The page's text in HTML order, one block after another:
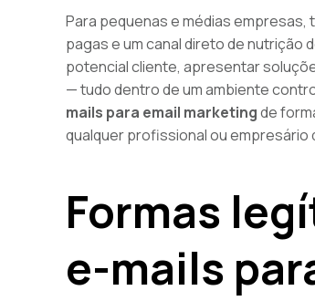
Para pequenas e médias
pagas e um canal direto de nutrição
potencial cliente, apresentar
— tudo dentro de um ambiente
mails para email marketingde
qualquer profissional ou
Formas
e-mails